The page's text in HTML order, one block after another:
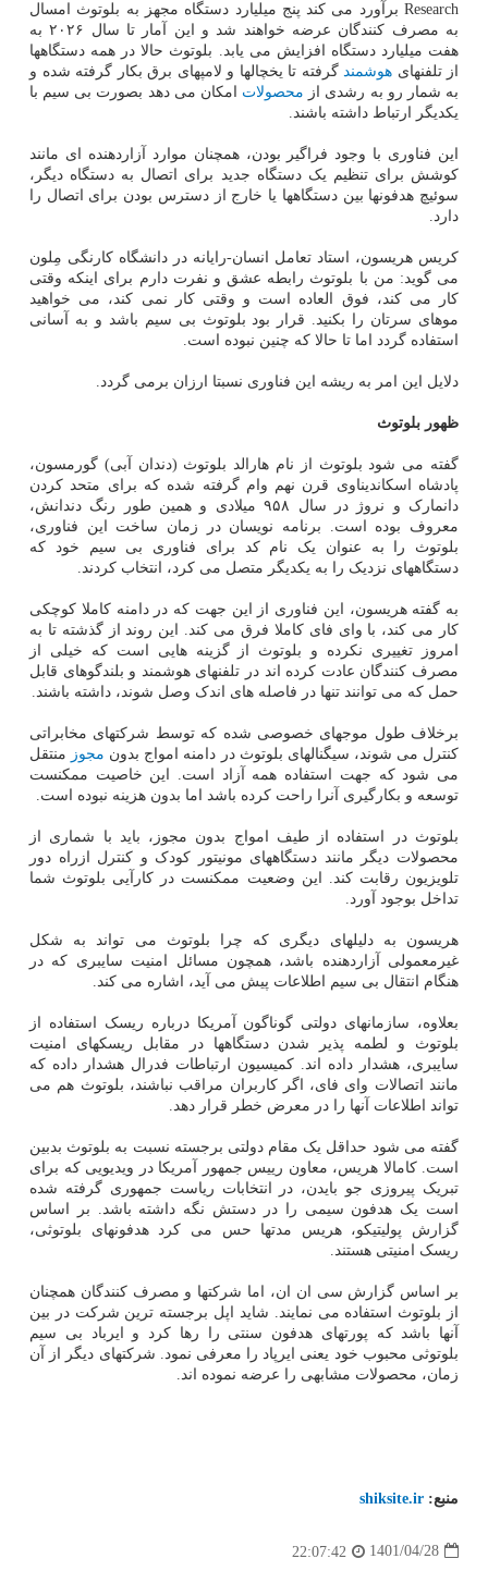
Research برآورد می کند پنج میلیارد دستگاه مجهز به بلوتوث امسال
به مصرف کنندگان عرضه خواهند شد و این آمار تا سال ۲۰۲۶ به
هفت میلیارد دستگاه افزایش می یابد. بلوتوث حالا در همه دستگاهها
از تلفنهای هوشمند گرفته تا یخچالها و لامپهای برق بکار گرفته شده و
به شمار رو به رشدی از محصولات امکان می دهد بصورت بی سیم با
یکدیگر ارتباط داشته باشند.
این فناوری با وجود فراگیر بودن، همچنان موارد آزاردهنده ای مانند
کوشش برای تنظیم یک دستگاه جدید برای اتصال به دستگاه دیگر،
سوئیچ هدفونها بین دستگاهها یا خارج از دسترس بودن برای اتصال را
دارد.
کریس هریسون، استاد تعامل انسان-رایانه در دانشگاه کارنگی مِلون
می گوید: من با بلوتوث رابطه عشق و نفرت دارم برای اینکه وقتی
کار می کند، فوق العاده است و وقتی کار نمی کند، می خواهید
موهای سرتان را بکنید. قرار بود بلوتوث بی سیم باشد و به آسانی
استفاده گردد اما تا حالا که چنین نبوده است.
دلایل این امر به ریشه این فناوری نسبتا ارزان برمی گردد.
ظهور بلوتوث
گفته می شود بلوتوث از نام هارالد بلوتوث (دندان آبی) گورمسون،
پادشاه اسکاندیناوی قرن نهم وام گرفته شده که برای متحد کردن
دانمارک و نروژ در سال ۹۵۸ میلادی و همین طور رنگ دندانش،
معروف بوده است. برنامه نویسان در زمان ساخت این فناوری،
بلوتوث را به عنوان یک نام کد برای فناوری بی سیم خود که
دستگاههای نزدیک را به یکدیگر متصل می کرد، انتخاب کردند.
به گفته هریسون، این فناوری از این جهت که در دامنه کاملا کوچکی
کار می کند، با وای فای کاملا فرق می کند. این روند از گذشته تا به
امروز تغییری نکرده و بلوتوث از گزینه هایی است که خیلی از
مصرف کنندگان عادت کرده اند در تلفنهای هوشمند و بلندگوهای قابل
حمل که می توانند تنها در فاصله های اندک وصل شوند، داشته باشند.
برخلاف طول موجهای خصوصی شده که توسط شرکتهای مخابراتی
کنترل می شوند، سیگنالهای بلوتوث در دامنه امواج بدون مجوز منتقل
می شود که جهت استفاده همه آزاد است. این خاصیت ممکنست
توسعه و بکارگیری آنرا راحت کرده باشد اما بدون هزینه نبوده است.
بلوتوث در استفاده از طیف امواج بدون مجوز، باید با شماری از
محصولات دیگر مانند دستگاههای مونیتور کودک و کنترل ازراه دور
تلویزیون رقابت کند. این وضعیت ممکنست در کارآیی بلوتوث شما
تداخل بوجود آورد.
هریسون به دلیلهای دیگری که چرا بلوتوث می تواند به شکل
غیرمعمولی آزاردهنده باشد، همچون مسائل امنیت سایبری که در
هنگام انتقال بی سیم اطلاعات پیش می آید، اشاره می کند.
بعلاوه، سازمانهای دولتی گوناگون آمریکا درباره ریسک استفاده از
بلوتوث و لطمه پذیر شدن دستگاهها در مقابل ریسکهای امنیت
سایبری، هشدار داده اند. کمیسیون ارتباطات فدرال هشدار داده که
مانند اتصالات وای فای، اگر کاربران مراقب نباشند، بلوتوث هم می
تواند اطلاعات آنها را در معرض خطر قرار دهد.
گفته می شود حداقل یک مقام دولتی برجسته نسبت به بلوتوث بدبین
است. کامالا هریس، معاون رییس جمهور آمریکا در ویدیویی که برای
تبریک پیروزی جو بایدن، در انتخابات ریاست جمهوری گرفته شده
است یک هدفون سیمی را در دستش نگه داشته باشد. بر اساس
گزارش پولیتیکو، هریس مدتها حس می کرد هدفونهای بلوتوثی،
ریسک امنیتی هستند.
بر اساس گزارش سی ان ان، اما شرکتها و مصرف کنندگان همچنان
از بلوتوث استفاده می نمایند. شاید اپل برجسته ترین شرکت در بین
آنها باشد که پورتهای هدفون سنتی را رها کرد و ایرباد بی سیم
بلوتوثی محبوب خود یعنی ایرپاد را معرفی نمود. شرکتهای دیگر از آن
زمان، محصولات مشابهی را عرضه نموده اند.
منبع: shiksite.ir
1401/04/28
22:07:42